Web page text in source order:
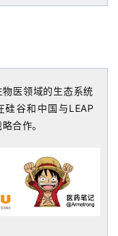
医领域的生态系统
谷和中国与LEAP
合作。